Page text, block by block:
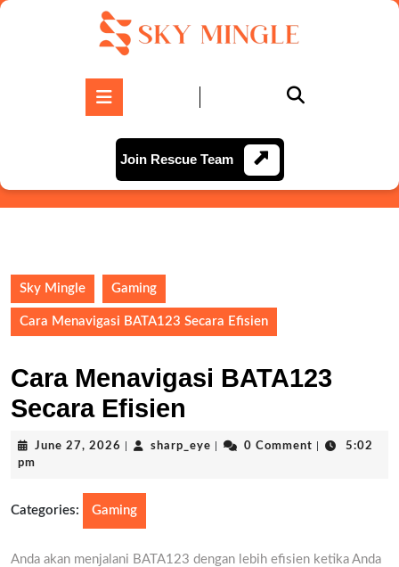
Skip
Join Rescue TeamJoin
Rescue
Team
Sky Mingle Gaming
Cara Menavigasi BATA123 Secara Efisien
Cara Menavigasi BATA123
Secara Efisien
June 27, 2026 June
sharp_eye sharp_eye0 Comment
5:02
pm
Categories: Gaming
Anda akan menjalani BATA123 dengan lebih efisien ketika Anda